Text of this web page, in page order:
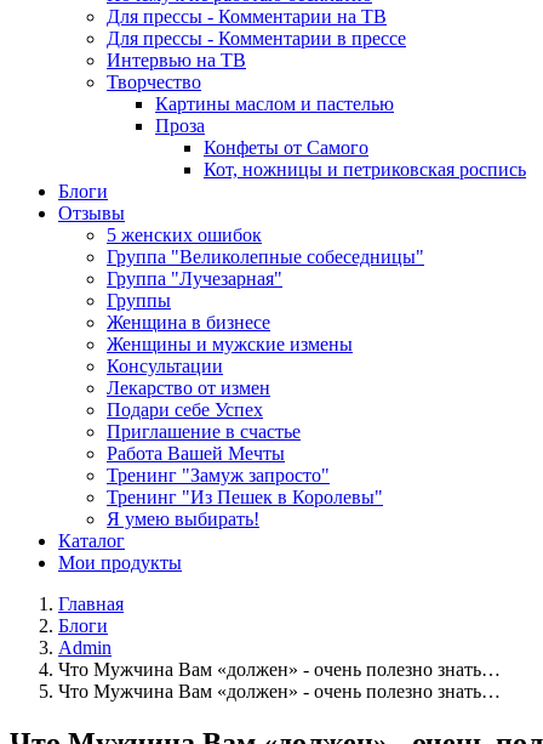
Для прессы - Комментарии на ТВ
Для прессы - Комментарии в прессе
Интервью на ТВ
Творчество
Картины маслом и пастелью
Проза
Конфеты от Самого
Кот, ножницы и петриковская роспись
Блоги
Отзывы
5 женских ошибок
Группа "Великолепные собеседницы"
Группа "Лучезарная"
Группы
Женщина в бизнесе
Женщины и мужские измены
Консультации
Лекарство от измен
Подари себе Успех
Приглашение в счастье
Работа Вашей Мечты
Тренинг "Замуж запросто"
Тренинг "Из Пешек в Королевы"
Я умею выбирать!
Каталог
Мои продукты
Главная
Блоги
Admin
Что Мужчина Вам «должен» - очень полезно знать…
Что Мужчина Вам «должен» - очень полезно знать…